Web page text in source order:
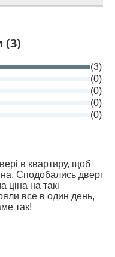
(3)
(3)
(0)
(0)
(0)
(0)
в квартиру, щоб
Сподобались двері
ціна на такі
все в один день,
так!